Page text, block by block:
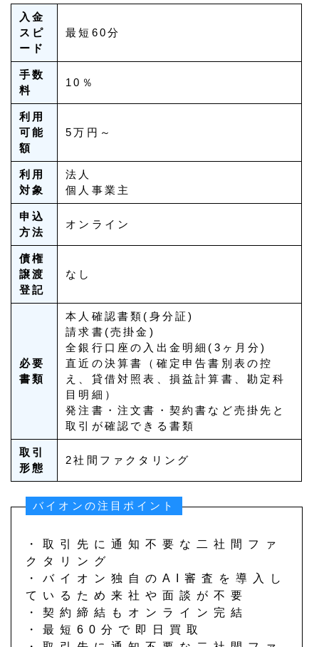
入金
スピ
ード
最短60分
手数
料
10％
利用
可能
額
5万円～
利用
対象
法人
個人事業主
申込
方法
オンライン
債権
譲渡
登記
なし
必要
書類
本人確認書類(身分証)
請求書(売掛金)
全銀行口座の入出金明細(3ヶ月分)
直近の決算書（確定申告書別表の控
え、貸借対照表、損益計算書、勘定科
目明細）
発注書・注文書・契約書など売掛先と
取引が確認できる書類
取引
形態
2社間ファクタリング
バイオンの注目ポイント
・取引先に通知不要な二社間ファ
クタリング
・バイオン独自のAI審査を導入し
ているため来社や面談が不要
・契約締結もオンライン完結
・最短60分で即日買取